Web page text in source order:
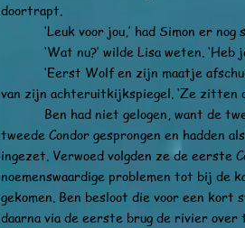
doortrapt.
‘Leuk voor jou,’ had Simon er nog
‘Wat nu?’ wilde Lisa weten. ‘Heb je
‘Eerst Wolf en zijn maatje
van zijn achteruitkijkspiegel. ‘Ze zitten
Ben had niet gelogen, want de
tweede Condor gesprongen en hadden
ingezet. Verwoed volgden ze de eerste
noemenswaardige problemen tot bij de
gekomen. Ben besloot die voor een kort
daarna via de eerste brug de rivier